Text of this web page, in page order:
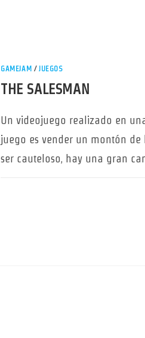
GAMEJAM /JUEGOS
THE SALESMAN
Un videojuego realizado en
juego es vender un montón de
ser cauteloso, hay una gran